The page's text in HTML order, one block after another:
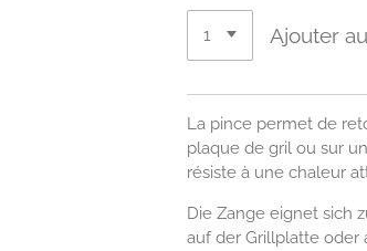
Ajouter
La pince permet de
plaque de gril ou sur
résiste à une chaleur
Die Zange eignet sich
auf der Grillplatte oder